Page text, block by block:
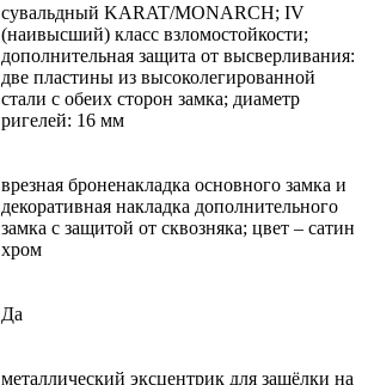
сувальдный KARAT/MONARCH; IV
(наивысший) класс взломостойкости;
дополнительная защита от высверливания:
две пластины из высоколегированной
стали с обеих сторон замка; диаметр
ригелей: 16 мм
врезная броненакладка основного замка и
декоративная накладка дополнительного
замка с защитой от сквозняка; цвет – сатин
хром
Да
металлический эксцентрик для защёлки на